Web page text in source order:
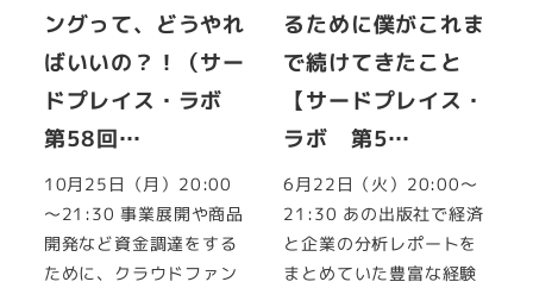
ングって、どうやれ
ばいいの？！（サー
ドプレイス・ラボ
第58回…
10月25日（月）20:00
～21:30 事業展開や商品
開発など資金調達をする
ために、クラウドファン
るために僕がこれま
で続けてきたこと
【サードプレイス・
ラボ 第5…
6月22日（火）20:00～
21:30 あの出版社で経済
と企業の分析レポートを
まとめていた豊富な経験